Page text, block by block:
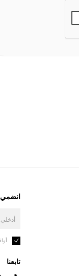
انضمي
تابعنا